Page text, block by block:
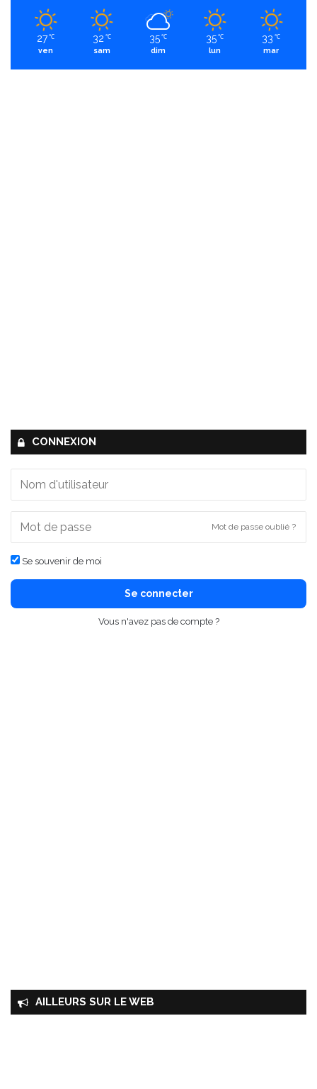
27 ℃
ven
32 ℃
sam
35 ℃
dim
35 ℃
lun
33 ℃
mar
CONNEXION
Mot de passe oublié ?
Se souvenir de moi
Se connecter
Vous n'avez pas de compte ?
AILLEURS SUR LE WEB